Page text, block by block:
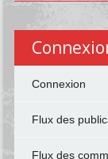
Connexion
Flux des
Flux des